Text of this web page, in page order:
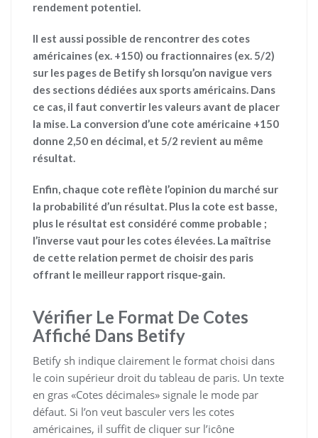
rendement potentiel.
Il est aussi possible de rencontrer des cotes
américaines (ex. +150) ou fractionnaires (ex. 5/2)
sur les pages de Betify sh lorsqu’on navigue vers
des sections dédiées aux sports américains. Dans
ce cas, il faut convertir les valeurs avant de placer
la mise. La conversion d’une cote américaine +150
donne 2,50 en décimal, et 5/2 revient au même
résultat.
Enfin, chaque cote reflète l’opinion du marché sur
la probabilité d’un résultat. Plus la cote est basse,
plus le résultat est considéré comme probable ;
l’inverse vaut pour les cotes élevées. La maîtrise
de cette relation permet de choisir des paris
offrant le meilleur rapport risque‑gain.
Vérifier Le Format De Cotes
Affiché Dans Betify
Betify sh indique clairement le format choisi dans
le coin supérieur droit du tableau de paris. Un texte
en gras «Cotes décimales» signale le mode par
défaut. Si l’on veut basculer vers les cotes
américaines, il suffit de cliquer sur l’icône